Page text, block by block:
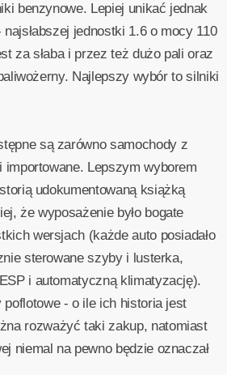
benzynowe. Lepiej unikać jednak
jednostki 1.6 o mocy 110
za słaba i przez też dużo pali oraz
Najlepszy wybór to silniki
są zarówno samochody z
importowane. Lepszym wyborem
udokumentowaną książką
że wyposażenie było bogate
wersjach (każde auto posiadało
sterowane szyby i lusterka,
i automatyczną klimatyzację).
poflotowe - o ile ich historia jest
rozważyć taki zakup, natomiast
niemal na pewno będzie oznaczał